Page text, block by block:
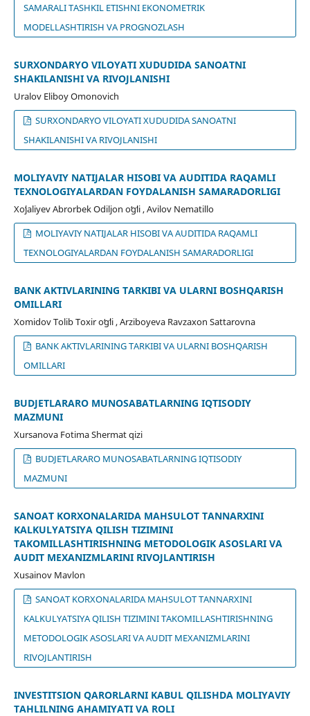
SAMARALI TASHKIL ETISHNI EKONOMETRIK
MODELLASHTIRISH VA PROGNOZLASH
SURXONDARYO VILOYATI XUDUDIDA SANOATNI
SHAKILANISHI VA RIVOJLANISHI
Uralov Eliboy Omonovich
SURXONDARYO VILOYATI XUDUDIDA SANOATNI
SHAKILANISHI VA RIVOJLANISHI
MOLIYAVIY NATIJALAR HISOBI VA AUDITIDA RAQAMLI
TEXNOLOGIYALARDAN FOYDALANISH SAMARADORLIGI
Xoʻjaliyev Abrorbek Odiljon oʻgʻli , Avilov Nematillo
MOLIYAVIY NATIJALAR HISOBI VA AUDITIDA RAQAMLI
TEXNOLOGIYALARDAN FOYDALANISH SAMARADORLIGI
BANK AKTIVLARINING TARKIBI VA ULARNI BOSHQARISH
OMILLARI
Xomidov Tolib Toxir oʻgʻli , Arziboyeva Ravzaxon Sattarovna
BANK AKTIVLARINING TARKIBI VA ULARNI BOSHQARISH
OMILLARI
BUDJETLARARO MUNOSABATLARNING IQTISODIY
MAZMUNI
Xursanova Fotima Shermat qizi
BUDJETLARARO MUNOSABATLARNING IQTISODIY
MAZMUNI
SANOAT KORXONALARIDA MAHSULOT TANNARXINI
KALKULYATSIYA QILISH TIZIMINI
TAKOMILLASHTIRISHNING METODOLOGIK ASOSLARI VA
AUDIT MEXANIZMLARINI RIVOJLANTIRISH
Xusainov Mavlon
SANOAT KORXONALARIDA MAHSULOT TANNARXINI
KALKULYATSIYA QILISH TIZIMINI TAKOMILLASHTIRISHNING
METODOLOGIK ASOSLARI VA AUDIT MEXANIZMLARINI
RIVOJLANTIRISH
INVESTITSION QARORLARNI KABUL QILISHDA MOLIYAVIY
TAHLILNING AHAMIYATI VA ROLI